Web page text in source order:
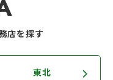
店を探す
東北